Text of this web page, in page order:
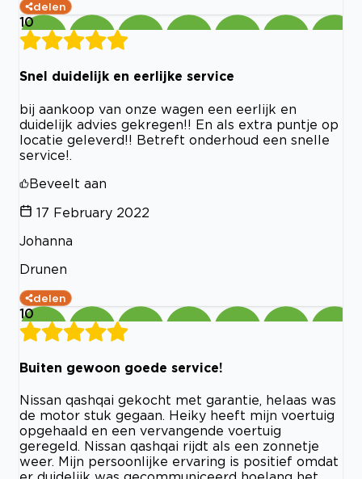
delen
10
Snel duidelijk en eerlijke service
bij aankoop van onze wagen een eerlijk en
duidelijk advies gekregen!! En als extra puntje op
locatie geleverd!! Betreft onderhoud een snelle
service!.
Beveelt aan
17 February 2022
Johanna
Drunen
delen
10
Buiten gewoon goede service!
Nissan qashqai gekocht met garantie, helaas was
de motor stuk gegaan. Heiky heeft mijn voertuig
opgehaald en een vervangende voertuig
geregeld. Nissan qashqai rijdt als een zonnetje
weer. Mijn persoonlijke ervaring is positief omdat